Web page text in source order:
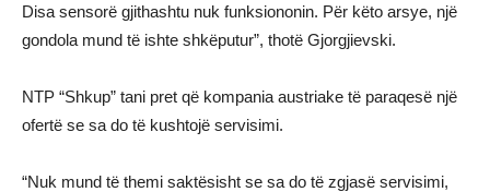
Disa sensorë gjithashtu nuk funksiononin. Për këto arsye, një
gondola mund të ishte shkëputur”, thotë Gjorgjievski.
NTP “Shkup” tani pret që kompania austriake të paraqesë një
ofertë se sa do të kushtojë servisimi.
“Nuk mund të themi saktësisht se sa do të zgjasë servisimi,